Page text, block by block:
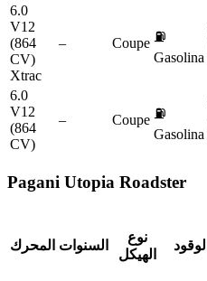
6.0
V12
(864
CV)
Xtrac
– Coupe ⛽
Gasolina
6.0
V12
(864
CV)
– Coupe ⛽
Gasolina
Pagani Utopia Roadster
المحرك السنوات
نوع
الهيكل
الوقود